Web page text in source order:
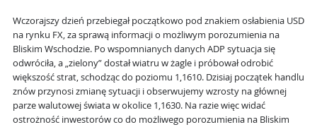
Wczorajszy dzień przebiegał początkowo pod znakiem osłabienia USD
na rynku FX, za sprawą informacji o możliwym porozumienia na
Bliskim Wschodzie. Po wspomnianych danych ADP sytuacja się
odwróciła, a „zielony” dostał wiatru w żagle i próbował odrobić
większość strat, schodząc do poziomu 1,1610. Dzisiaj początek handlu
znów przynosi zmianę sytuacji i obserwujemy wzrosty na głównej
parze walutowej świata w okolice 1,1630. Na razie więc widać
ostrożność inwestorów co do możliwego porozumienia na Bliskim